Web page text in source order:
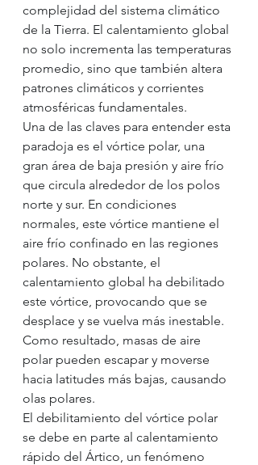
complejidad del sistema climático
de la Tierra. El calentamiento global
no solo incrementa las temperaturas
promedio, sino que también altera
patrones climáticos y corrientes
atmosféricas fundamentales.
Una de las claves para entender esta
paradoja es el vórtice polar, una
gran área de baja presión y aire frío
que circula alrededor de los polos
norte y sur. En condiciones
normales, este vórtice mantiene el
aire frío confinado en las regiones
polares. No obstante, el
calentamiento global ha debilitado
este vórtice, provocando que se
desplace y se vuelva más inestable.
Como resultado, masas de aire
polar pueden escapar y moverse
hacia latitudes más bajas, causando
olas polares.
El debilitamiento del vórtice polar
se debe en parte al calentamiento
rápido del Ártico, un fenómeno